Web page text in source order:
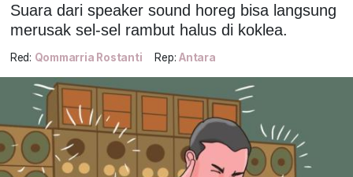
Suara dari speaker sound horeg bisa langsung
merusak sel-sel rambut halus di koklea.
Red: Qommarria Rostanti Rep: Antara